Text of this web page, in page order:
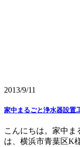
2013/9/11
家中まるごと浄水器設置
こんにちは。家中ま
は、横浜市青葉区K